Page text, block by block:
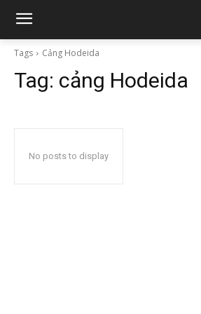
Tags Cảng Hodeida
Tag: cảng Hodeida
No posts to display